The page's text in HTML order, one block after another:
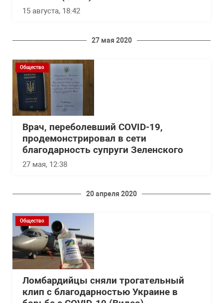
15 августа, 18:42
27 мая 2020
Общество
Врач, переболевший COVID-19,
продемонстрировал в сети
благодарность супруги Зеленского
27 мая, 12:38
20 апреля 2020
Общество
Ломбардийцы сняли трогательный
клип с благодарностью Украине в